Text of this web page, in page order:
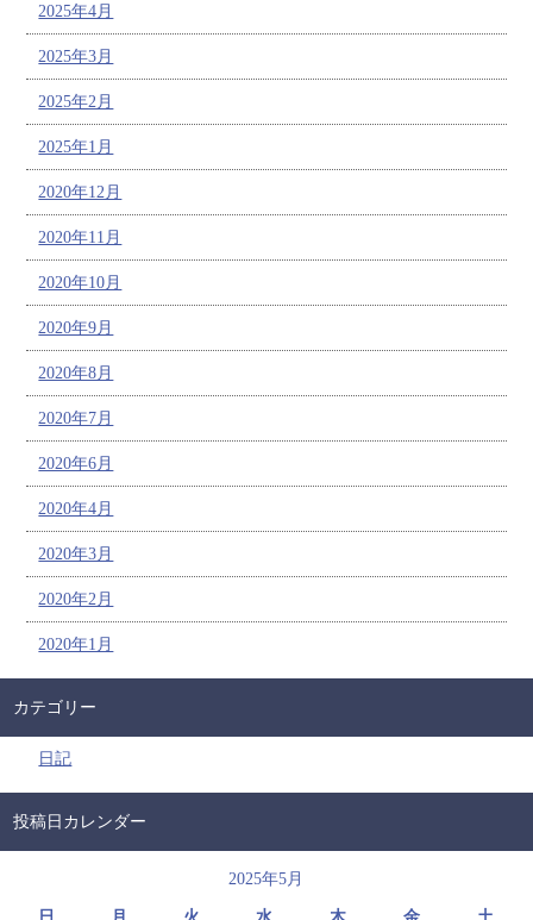
2025年4月
2025年3月
2025年2月
2025年1月
2020年12月
2020年11月
2020年10月
2020年9月
2020年8月
2020年7月
2020年6月
2020年4月
2020年3月
2020年2月
2020年1月
カテゴリー
日記
投稿日カレンダー
2025年5月